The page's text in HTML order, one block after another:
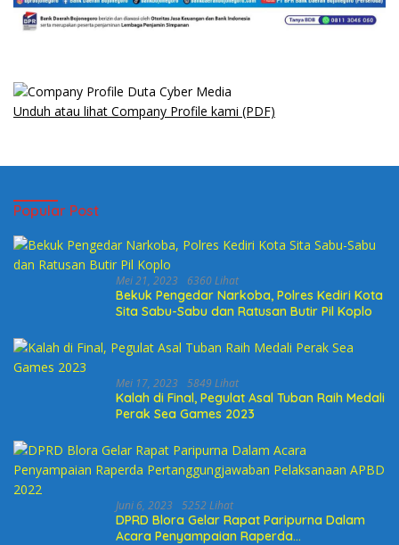
Unduh atau lihat Company Profile kami (PDF)
Popular Post
Mei 21, 2023 6360 Lihat
Bekuk Pengedar Narkoba, Polres Kediri Kota
Sita Sabu-Sabu dan Ratusan Butir Pil Koplo
Mei 17, 2023 5849 Lihat
Kalah di Final, Pegulat Asal Tuban Raih Medali
Perak Sea Games 2023
Juni 6, 2023 5252 Lihat
DPRD Blora Gelar Rapat Paripurna Dalam
Acara Penyampaian Raperda